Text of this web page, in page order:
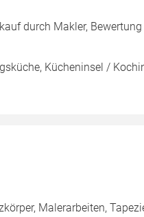
durch Makler,
Kücheninsel /
Malerarbeiten,